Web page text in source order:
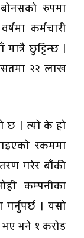
रुपमा
कर्मचारी
छुट्टिन्छ ।
२२ लाख
छ । त्यो के हो
रकममा
गरेर बाँकी
कम्पनीका
। यसो
भए भने १ करोड